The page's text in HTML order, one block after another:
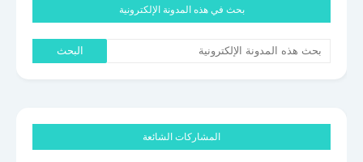
بحث في هذه المدونة الإلكترونية
المشاركات الشائعة